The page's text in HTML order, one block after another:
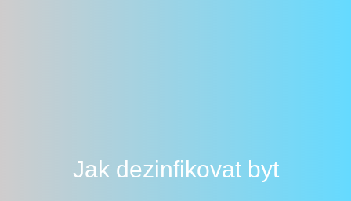
Jak dezinfikovat byt